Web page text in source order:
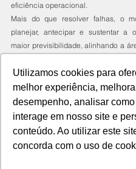
Utilizamos cookies para
melhor experiência,
desempenho, analisar
interage em nosso site e
conteúdo. Ao utilizar este
concorda com o uso de
eficiência operacional.
Mais do que resolver falhas, o
planejar, antecipar e sustentar a
maior previsibilidade, alinhando a
Tags:
Segurança na indústriaoperação
Tecnologia e segurança
Atendimento Técnico